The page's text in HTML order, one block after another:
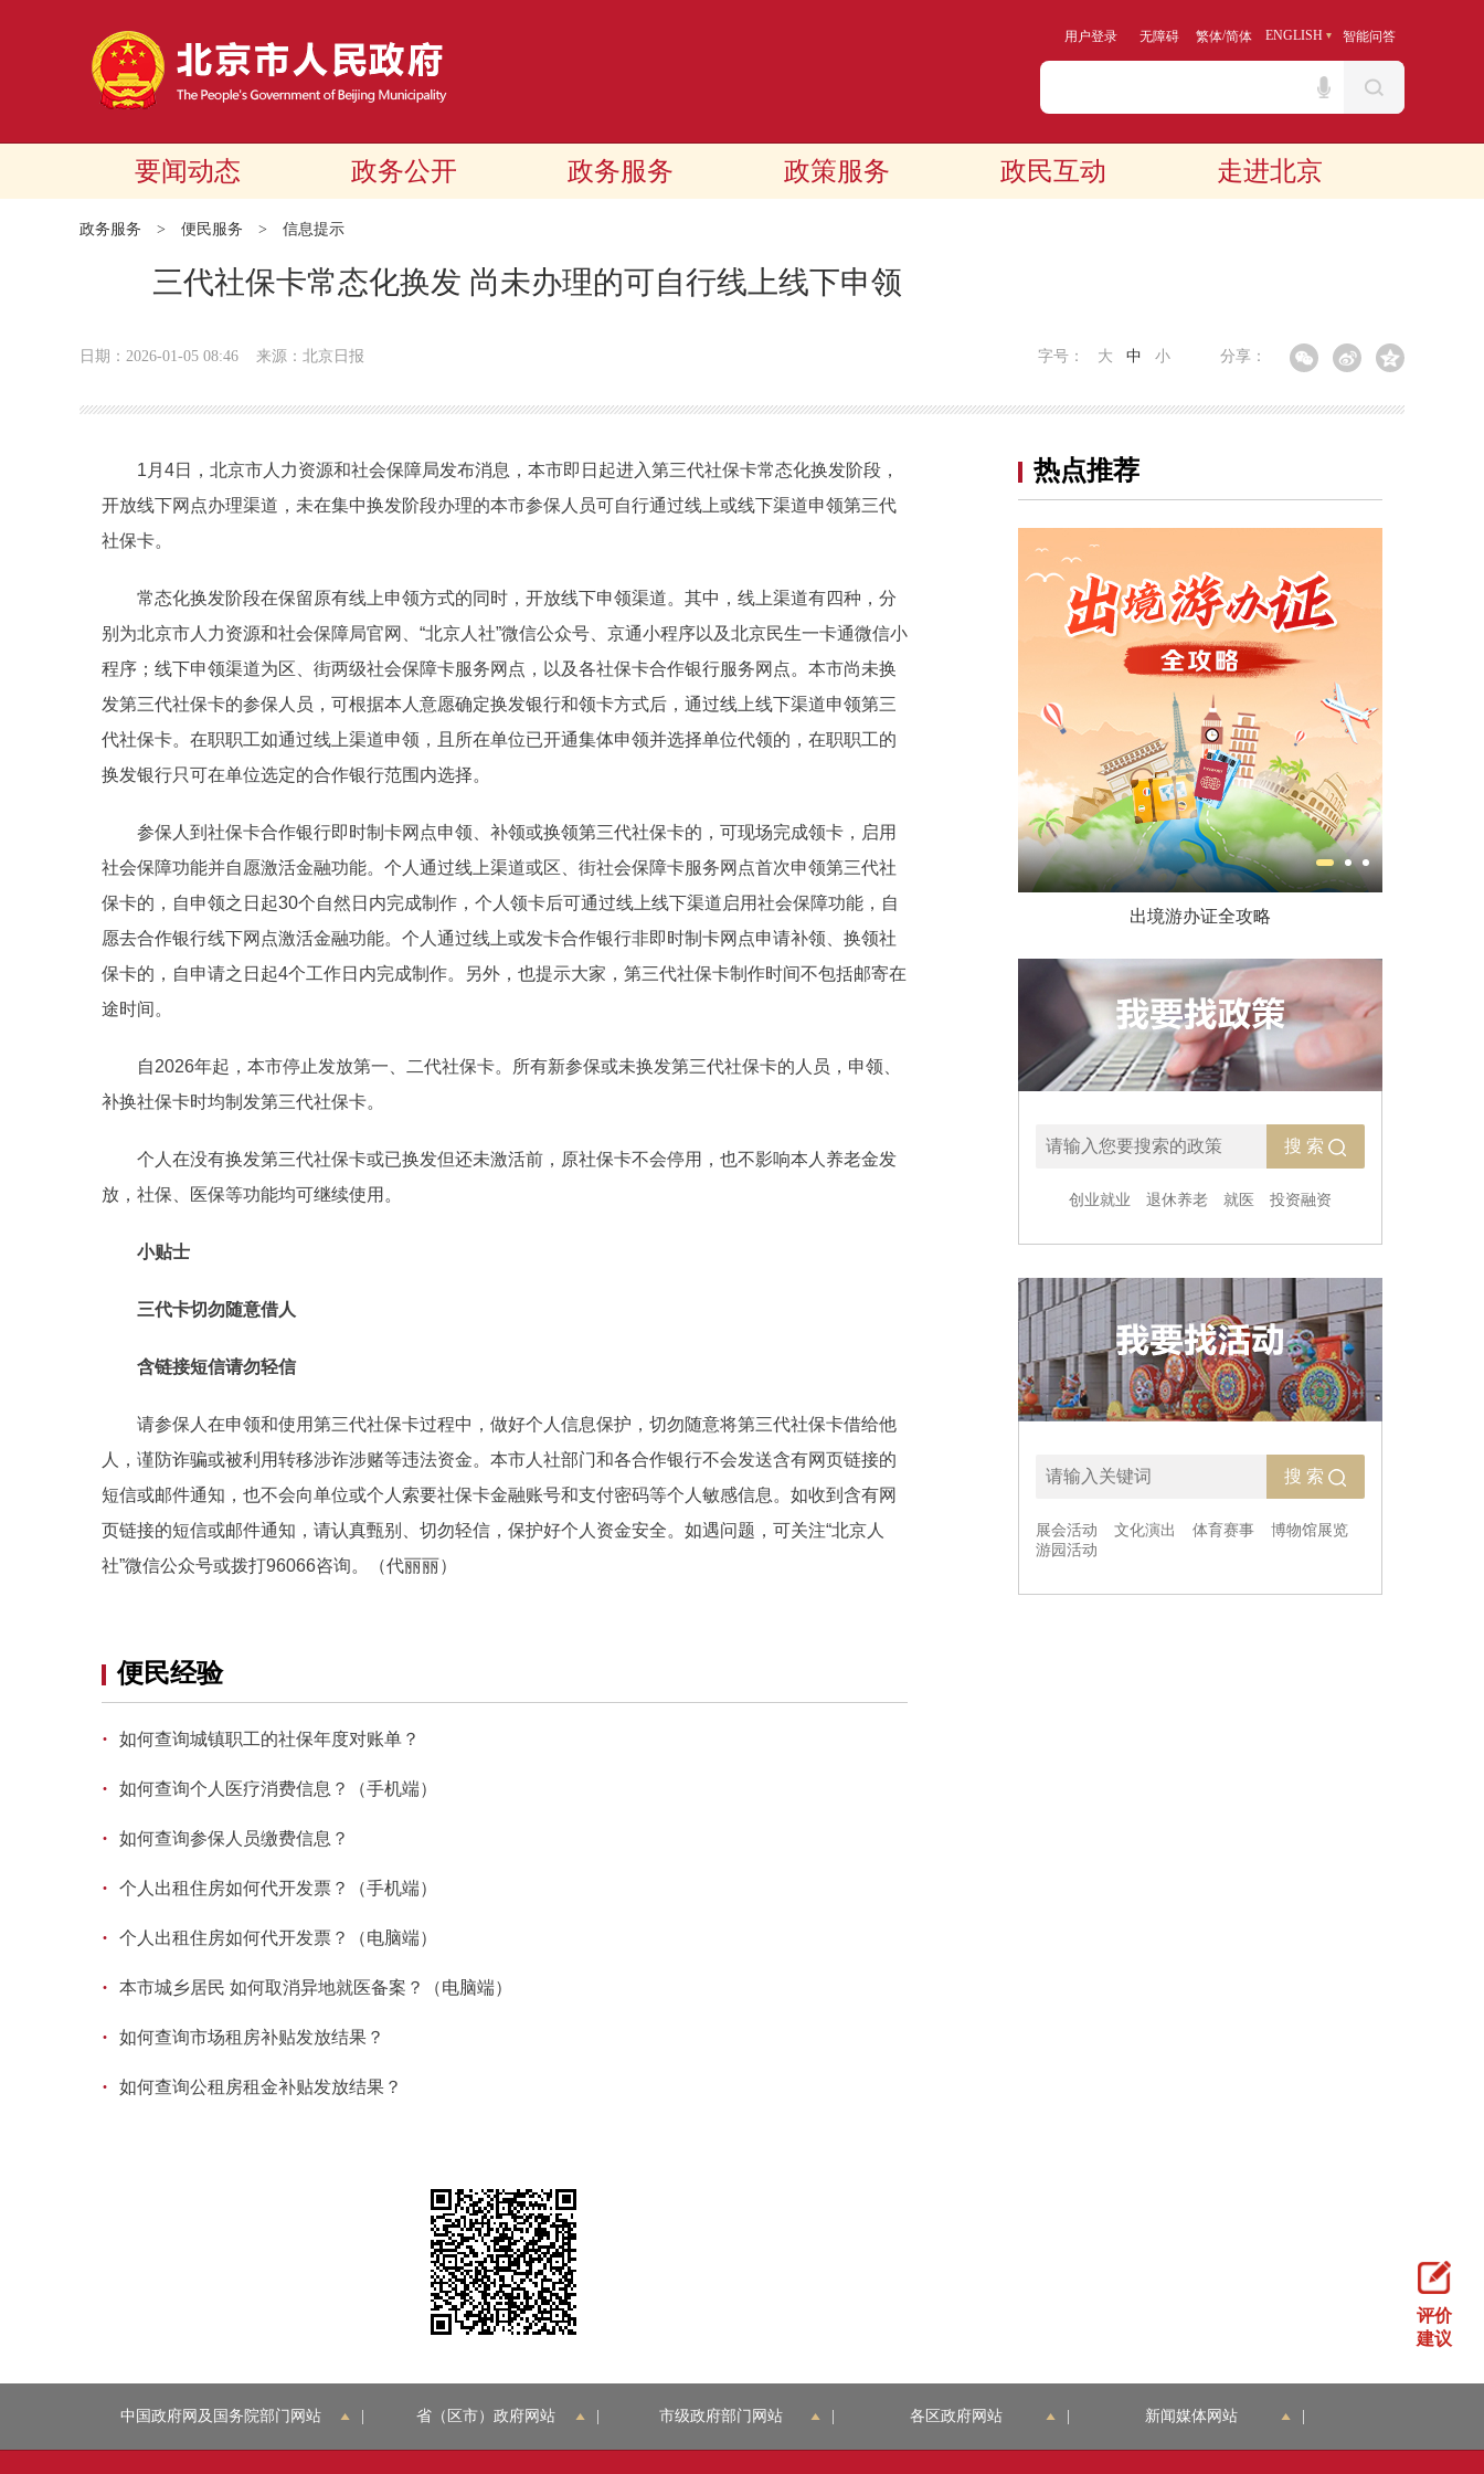
用户登录 无障碍 繁体/简体 ENGLISH 智能问答
要闻动态 政务公开 政务服务 政策服务 政民互动 走进北京
政务服务 > 便民服务 > 信息提示
三代社保卡常态化换发 尚未办理的可自行线上线下申领
日期：2026-01-05 08:46 来源：北京日报 分享：
字号： 大 中 小
1月4日，北京市人力资源和社会保障局发布消息，本市即日起进入第三代社保卡常态化换发阶段，
开放线下网点办理渠道，未在集中换发阶段办理的本市参保人员可自行通过线上或线下渠道申领第三代
社保卡。
常态化换发阶段在保留原有线上申领方式的同时，开放线下申领渠道。其中，线上渠道有四种，分
别为北京市人力资源和社会保障局官网、“北京人社”微信公众号、京通小程序以及北京民生一卡通微信小
程序；线下申领渠道为区、街两级社会保障卡服务网点，以及各社保卡合作银行服务网点。本市尚未换
发第三代社保卡的参保人员，可根据本人意愿确定换发银行和领卡方式后，通过线上线下渠道申领第三
代社保卡。在职职工如通过线上渠道申领，且所在单位已开通集体申领并选择单位代领的，在职职工的
换发银行只可在单位选定的合作银行范围内选择。
参保人到社保卡合作银行即时制卡网点申领、补领或换领第三代社保卡的，可现场完成领卡，启用
社会保障功能并自愿激活金融功能。个人通过线上渠道或区、街社会保障卡服务网点首次申领第三代社
保卡的，自申领之日起30个自然日内完成制作，个人领卡后可通过线上线下渠道启用社会保障功能，自
愿去合作银行线下网点激活金融功能。个人通过线上或发卡合作银行非即时制卡网点申请补领、换领社
保卡的，自申请之日起4个工作日内完成制作。另外，也提示大家，第三代社保卡制作时间不包括邮寄在
途时间。
自2026年起，本市停止发放第一、二代社保卡。所有新参保或未换发第三代社保卡的人员，申领、
补换社保卡时均制发第三代社保卡。
个人在没有换发第三代社保卡或已换发但还未激活前，原社保卡不会停用，也不影响本人养老金发
放，社保、医保等功能均可继续使用。
小贴士
三代卡切勿随意借人
含链接短信请勿轻信
请参保人在申领和使用第三代社保卡过程中，做好个人信息保护，切勿随意将第三代社保卡借给他
人，谨防诈骗或被利用转移涉诈涉赌等违法资金。本市人社部门和各合作银行不会发送含有网页链接的
短信或邮件通知，也不会向单位或个人索要社保卡金融账号和支付密码等个人敏感信息。如收到含有网
页链接的短信或邮件通知，请认真甄别、切勿轻信，保护好个人资金安全。如遇问题，可关注“北京人
社”微信公众号或拨打96066咨询。（代丽丽）
便民经验
· 如何查询城镇职工的社保年度对账单？
· 如何查询个人医疗消费信息？（手机端）
· 如何查询参保人员缴费信息？
· 个人出租住房如何代开发票？（手机端）
· 个人出租住房如何代开发票？（电脑端）
· 本市城乡居民 如何取消异地就医备案？（电脑端）
· 如何查询市场租房补贴发放结果？
· 如何查询公租房租金补贴发放结果？
热点推荐
评价
建议
中国政府网及国务院部门网站 省（区市）政府网站 市级政府部门网站 各区政府网站 新闻媒体网站